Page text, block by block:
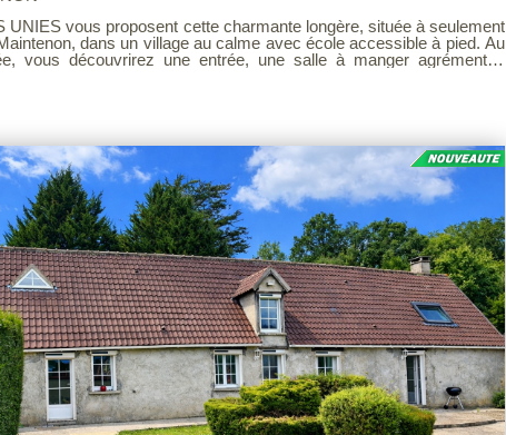
UNIES vous proposent cette charmante longère, située à seulement
dans un village au calme avec école accessible à pied. Au
vous découvrirez une entrée, une salle à manger agrémentée
un beau potentiel d'évolution selon vos envies. À l'extérieur,
d'une grande grange faisant office de garage, complétée par un
cave voûtée, apportant charme et espaces de stockage
site